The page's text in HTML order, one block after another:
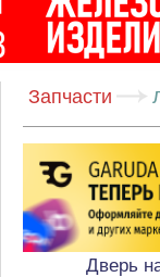
Запчасти
Дверь